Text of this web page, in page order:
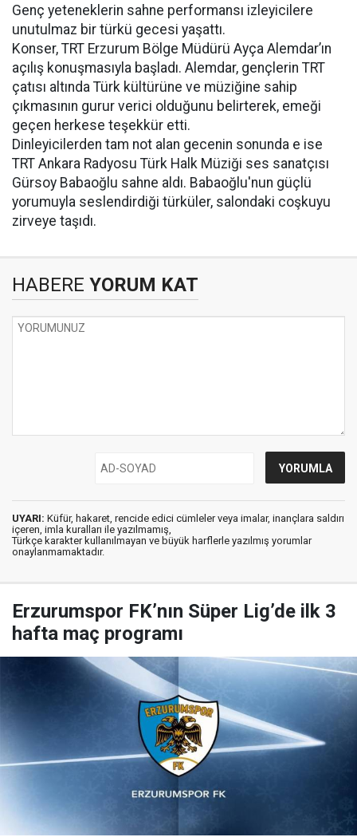
Genç yeteneklerin sahne performansı izleyicilere
unutulmaz bir türkü gecesi yaşattı.
Konser, TRT Erzurum Bölge Müdürü Ayça Alemdar’ın
açılış konuşmasıyla başladı. Alemdar, gençlerin TRT
çatısı altında Türk kültürüne ve müziğine sahip
çıkmasının gurur verici olduğunu belirterek, emeği
geçen herkese teşekkür etti.
Dinleyicilerden tam not alan gecenin sonunda e ise
TRT Ankara Radyosu Türk Halk Müziği ses sanatçısı
Gürsoy Babaoğlu sahne aldı. Babaoğlu'nun güçlü
yorumuyla seslendirdiği türküler, salondaki coşkuyu
zirveye taşıdı.
HABERE YORUM KAT
UYARI: Küfür, hakaret, rencide edici cümleler veya imalar, inançlara saldırı
içeren, imla kuralları ile yazılmamış,
Türkçe karakter kullanılmayan ve büyük harflerle yazılmış yorumlar
onaylanmamaktadır.
Erzurumspor FK’nın Süper Lig’de ilk 3
hafta maç programı